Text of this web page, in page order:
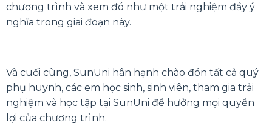
chương trình và xem đó như một trải nghiệm đầy ý
nghĩa trong giai đoạn này.
Và cuối cùng, SunUni hân hạnh chào đón tất cả quý
phụ huynh, các em học sinh, sinh viên, tham gia trải
nghiệm và học tập tại SunUni để hưởng mọi quyền
lợi của chương trình.